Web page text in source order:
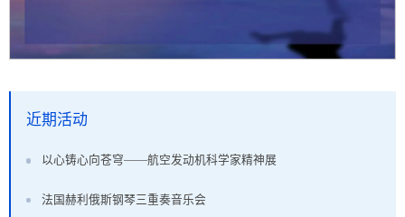
近期活动
以心铸心向苍穹——航空发动机科学家精神展
法国赫利俄斯钢琴三重奏音乐会